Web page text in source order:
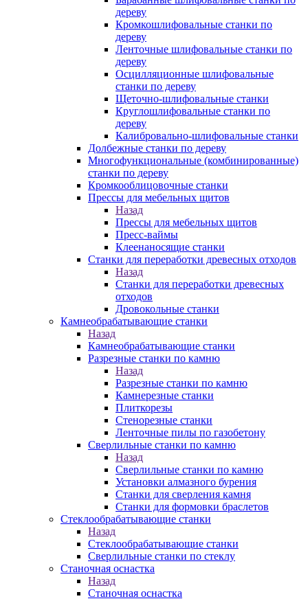
дереву
Кромкошлифовальные станки по
дереву
Ленточные шлифовальные станки по
дереву
Осцилляционные шлифовальные
станки по дереву
Щеточно-шлифовальные станки
Круглошлифовальные станки по
дереву
Калибровально-шлифовальные станки
Долбежные станки по дереву
Многофункциональные (комбинированные)
станки по дереву
Кромкооблицовочные станки
Прессы для мебельных щитов
Назад
Прессы для мебельных щитов
Пресс-ваймы
Клеенаносящие станки
Станки для переработки древесных отходов
Назад
Станки для переработки древесных
отходов
Дровокольные станки
Камнеобрабатывающие станки
Назад
Камнеобрабатывающие станки
Разрезные станки по камню
Назад
Разрезные станки по камню
Камнерезные станки
Плиткорезы
Стенорезные станки
Ленточные пилы по газобетону
Сверлильные станки по камню
Назад
Сверлильные станки по камню
Установки алмазного бурения
Станки для сверления камня
Станки для формовки браслетов
Стеклообрабатывающие станки
Назад
Стеклообрабатывающие станки
Сверлильные станки по стеклу
Станочная оснастка
Назад
Станочная оснастка